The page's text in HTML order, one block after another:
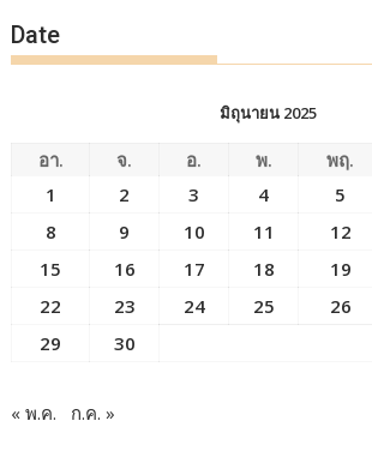
Date
มิถุนายน 2025
อา. จ. อ. พ. พฤ.
1
2 3 4 5
8
9 10 11 12
15
16 17 18 19
22
23 24 25 26
29
30
« พ.ค. ก.ค. »